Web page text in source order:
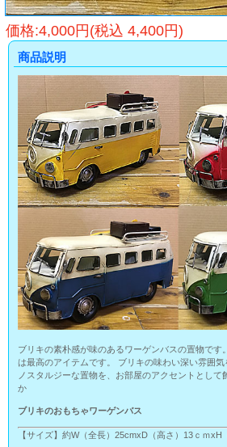
価格:4,000円(税込 4,400円)
商品説明
ブリキの素朴感が味のあるワーゲンバスの置物です
は最高のアイテムです。 ブリキの味わい深い雰囲気
ノスタルジーな置物を、お部屋のアクセントとして
か
ブリキのおもちゃワーゲンバス
【サイズ】約W（全長）25cmxD（高さ）13ｃｍxH